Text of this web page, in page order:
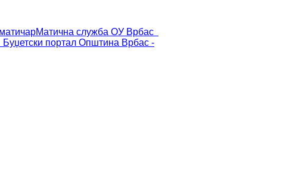
Матична служба ОУ Врбас
Буџетски портал Општина Врбас -